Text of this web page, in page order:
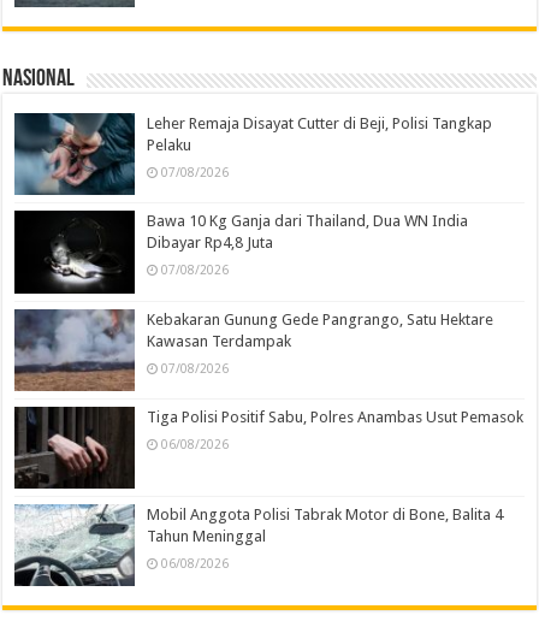
Nasional
Leher Remaja Disayat Cutter di Beji, Polisi Tangkap
Pelaku
07/08/2026
Bawa 10 Kg Ganja dari Thailand, Dua WN India
Dibayar Rp4,8 Juta
07/08/2026
Kebakaran Gunung Gede Pangrango, Satu Hektare
Kawasan Terdampak
07/08/2026
Tiga Polisi Positif Sabu, Polres Anambas Usut Pemasok
06/08/2026
Mobil Anggota Polisi Tabrak Motor di Bone, Balita 4
Tahun Meninggal
06/08/2026